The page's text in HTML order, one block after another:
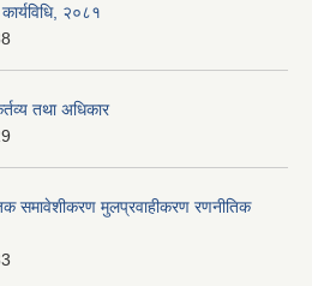
२०८१
तथा अधिकार
समावेशीकरण मुलप्रवाहीकरण रणनीतिक